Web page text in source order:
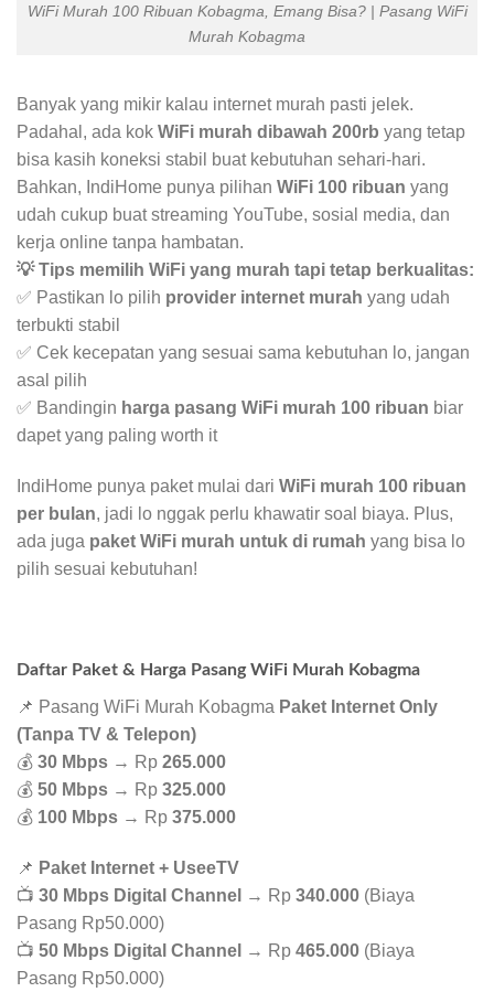
WiFi Murah 100 Ribuan Kobagma, Emang Bisa? | Pasang WiFi
Murah Kobagma
Banyak yang mikir kalau internet murah pasti jelek.
Padahal, ada kok WiFi murah dibawah 200rb yang tetap
bisa kasih koneksi stabil buat kebutuhan sehari-hari.
Bahkan, IndiHome punya pilihan WiFi 100 ribuan yang
udah cukup buat streaming YouTube, sosial media, dan
kerja online tanpa hambatan.
💡 Tips memilih WiFi yang murah tapi tetap berkualitas:
✅ Pastikan lo pilih provider internet murah yang udah
terbukti stabil
✅ Cek kecepatan yang sesuai sama kebutuhan lo, jangan
asal pilih
✅ Bandingin harga pasang WiFi murah 100 ribuan biar
dapet yang paling worth it
IndiHome punya paket mulai dari WiFi murah 100 ribuan
per bulan, jadi lo nggak perlu khawatir soal biaya. Plus,
ada juga paket WiFi murah untuk di rumah yang bisa lo
pilih sesuai kebutuhan!
Daftar Paket & Harga Pasang WiFi Murah Kobagma
📌 Pasang WiFi Murah Kobagma Paket Internet Only
(Tanpa TV & Telepon)
💰 30 Mbps → Rp 265.000
💰 50 Mbps → Rp 325.000
💰 100 Mbps → Rp 375.000
📌 Paket Internet + UseeTV
📺 30 Mbps Digital Channel → Rp 340.000 (Biaya
Pasang Rp50.000)
📺 50 Mbps Digital Channel → Rp 465.000 (Biaya
Pasang Rp50.000)